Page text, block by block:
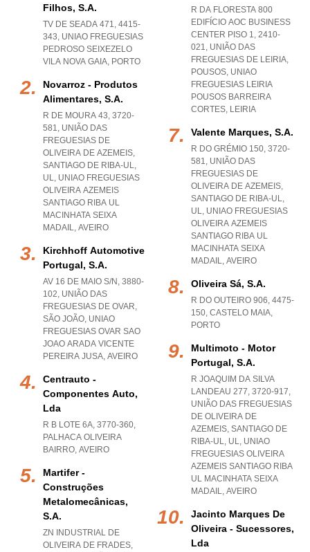
Filhos, S.a.
TV DE SEADA 471, 4415-
343, UNIAO FREGUESIAS
PEDROSO SEIXEZELO
VILA NOVA GAIA, PORTO
Novarroz - Produtos
Alimentares, S.a.
R DE MOURA 43, 3720-
581, UNIÃO DAS
FREGUESIAS DE
OLIVEIRA DE AZEMEIS,
SANTIAGO DE RIBA-UL,
UL, UNIAO FREGUESIAS
OLIVEIRA AZEMEIS
SANTIAGO RIBA UL
MACINHATA SEIXA
MADAIL, AVEIRO
Kirchhoff Automotive
Portugal, S.a.
AV 16 DE MAIO S/N, 3880-
102, UNIÃO DAS
FREGUESIAS DE OVAR,
SÃO JOÃO, UNIAO
FREGUESIAS OVAR SAO
JOAO ARADA VICENTE
PEREIRA JUSA, AVEIRO
Centrauto -
Componentes Auto,
Lda
R B LOTE 6A, 3770-360,
PALHACA OLIVEIRA
BAIRRO, AVEIRO
Martifer -
Construções
Metalomecânicas,
S.a.
ZN INDUSTRIAL DE
OLIVEIRA DE FRADES,
R DA FLORESTA 800
EDIFÍCIO AOC BUSINESS
CENTER PISO 1, 2410-
021, UNIÃO DAS
FREGUESIAS DE LEIRIA,
POUSOS, UNIAO
FREGUESIAS LEIRIA
POUSOS BARREIRA
CORTES, LEIRIA
Valente Marques, S.a.
R DO GRÉMIO 150, 3720-
581, UNIÃO DAS
FREGUESIAS DE
OLIVEIRA DE AZEMEIS,
SANTIAGO DE RIBA-UL,
UL, UNIAO FREGUESIAS
OLIVEIRA AZEMEIS
SANTIAGO RIBA UL
MACINHATA SEIXA
MADAIL, AVEIRO
Oliveira Sá, S.a.
R DO OUTEIRO 906, 4475-
150, CASTELO MAIA,
PORTO
Multimoto - Motor
Portugal, S.a.
R JOAQUIM DA SILVA
LANDEAU 277, 3720-917,
UNIÃO DAS FREGUESIAS
DE OLIVEIRA DE
AZEMEIS, SANTIAGO DE
RIBA-UL, UL, UNIAO
FREGUESIAS OLIVEIRA
AZEMEIS SANTIAGO RIBA
UL MACINHATA SEIXA
MADAIL, AVEIRO
Jacinto Marques De
Oliveira - Sucessores,
Lda